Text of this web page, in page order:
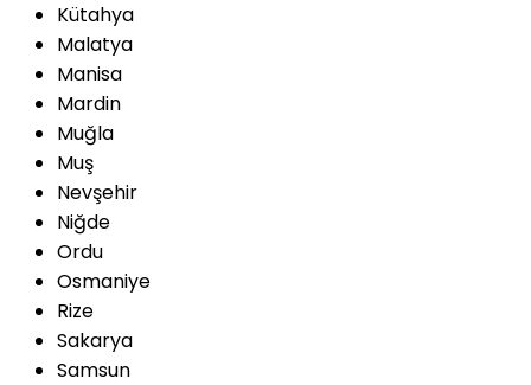
Kütahya
Malatya
Manisa
Mardin
Muğla
Muş
Nevşehir
Niğde
Ordu
Osmaniye
Rize
Sakarya
Samsun